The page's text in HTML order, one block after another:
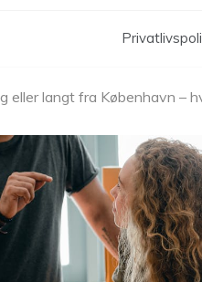
eller langt fra København –